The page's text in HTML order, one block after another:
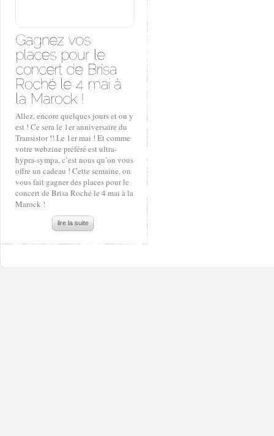
Allez, encore quelques jours et on y
est ! Ce sera le 1er anniversaire du
Transistor !! Le 1er mai ! Et comme
votre webzine préféré est ultra-
hypra-sympa, c’est nous qu’on vous
offre un cadeau ! Cette semaine, on
vous fait gagner des places pour le
concert de Brisa Roché le 4 mai à la
Marock !
lire la suite